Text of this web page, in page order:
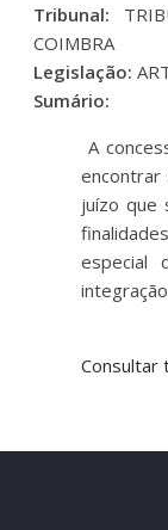
Tribunal:
COIMBRA
Legislação:
Sumário:
A
encontrar
juízo que
especial
Consultar